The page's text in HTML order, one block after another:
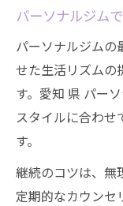
パーソナルジム
パーソナルジムの
せた生活リズムの
す。愛知 県 パー
スタイルに合わせ
す。
継続のコツは、無
定期的なカウンセ